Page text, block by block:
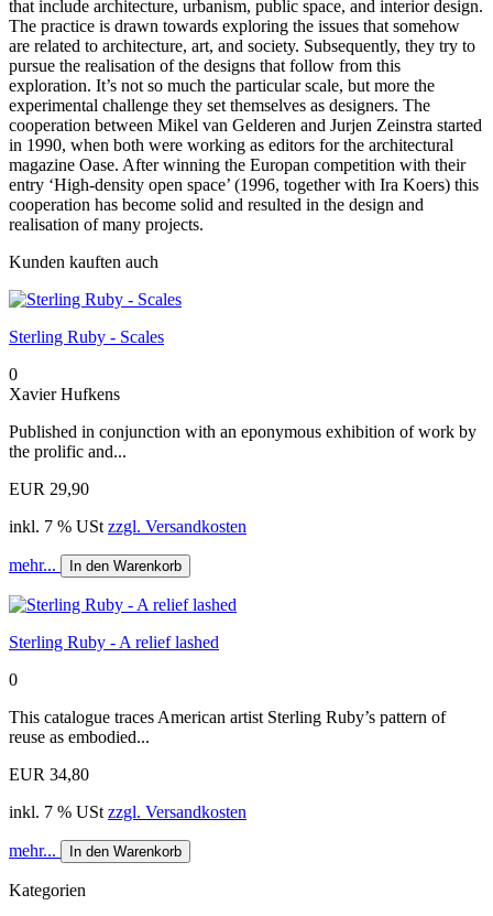
that include architecture, urbanism, public space, and interior design.
The practice is drawn towards exploring the issues that somehow
are related to architecture, art, and society. Subsequently, they try to
pursue the realisation of the designs that follow from this
exploration. It’s not so much the particular scale, but more the
experimental challenge they set themselves as designers. The
cooperation between Mikel van Gelderen and Jurjen Zeinstra started
in 1990, when both were working as editors for the architectural
magazine Oase. After winning the Europan competition with their
entry ‘High-density open space’ (1996, together with Ira Koers) this
cooperation has become solid and resulted in the design and
realisation of many projects.
Kunden kauften auch
Sterling Ruby - Scales
0
Xavier Hufkens
Published in conjunction with an eponymous exhibition of work by
the prolific and...
EUR 29,90
inkl. 7 % USt zzgl. Versandkosten
mehr... In den Warenkorb
Sterling Ruby - A relief lashed
0
This catalogue traces American artist Sterling Ruby’s pattern of
reuse as embodied...
EUR 34,80
inkl. 7 % USt zzgl. Versandkosten
mehr... In den Warenkorb
Kategorien